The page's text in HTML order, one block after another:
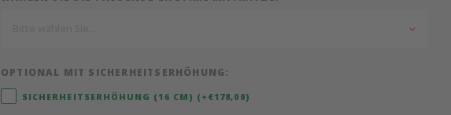
OPTIONAL MIT SICHERHEITSERHÖHUNG:
SICHERHEITSERHÖHUNG (16 CM) (+€178,00)